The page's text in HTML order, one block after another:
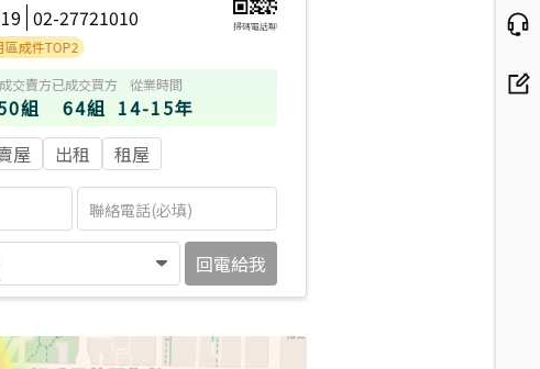
02-27721010 掃碼電話聊
交賣方
組
已成交買方
64組
從業時間
14-15年
屋 出租 租屋
回電給我